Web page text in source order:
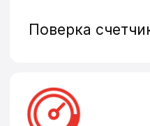
Общедомовые счетчики